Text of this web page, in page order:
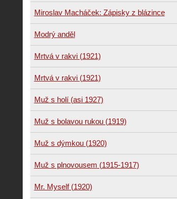
Miroslav Macháček: Zápisky z blázince
Modrý anděl
Mrtvá v rakvi (1921)
Mrtvá v rakvi (1921)
Muž s holí (asi 1927)
Muž s bolavou rukou (1919)
Muž s dýmkou (1920)
Muž s plnovousem (1915-1917)
Mr. Myself (1920)